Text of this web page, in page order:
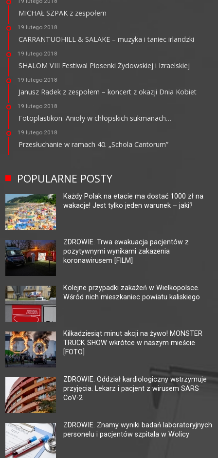
MICHAŁ SZPAK z zespołem
19 lutego 2018
CARRANTUOHILL & SALAKE – muzyka i taniec irlandzki
19 lutego 2018
SHALOM VIII Festiwal Piosenki Żydowskiej i Izraelskiej
19 lutego 2018
Janusz Radek z zespołem – koncert z okazji Dnia Kobiet
19 lutego 2018
Fotoplastikon. Anioły w chłopskich sukmanach…
19 lutego 2018
Przesłuchanie w ramach 40. „Schola Cantorum”
POPULARNE POSTY
Każdy Polak na etacie ma dostać 1000 zł na
wakacje! Jest tylko jeden warunek – jaki?
ZDROWIE. Trwa ewakuacja pacjentów z
pozytywnymi wynikami zakażenia
koronawirusem [FILM]
Kolejne przypadki zakażeń w Wielkopolsce.
Wśród nich mieszkaniec powiatu kaliskiego
Kilkadziesiąt minut akcji na żywo! MONSTER
TRUCK SHOW wkrótce w naszym mieście
[FOTO]
ZDROWIE. Oddział kardiologiczny wstrzymuje
przyjęcia. Lekarz i pacjent z wirusem SARS
CoV-2
ZDROWIE. Znamy wyniki badań laboratoryjnych
personelu i pacjentów szpitala w Wolicy